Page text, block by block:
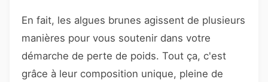
En fait, les algues brunes agissent de plusieurs
manières pour vous soutenir dans votre
démarche de perte de poids. Tout ça, c'est
grâce à leur composition unique, pleine de